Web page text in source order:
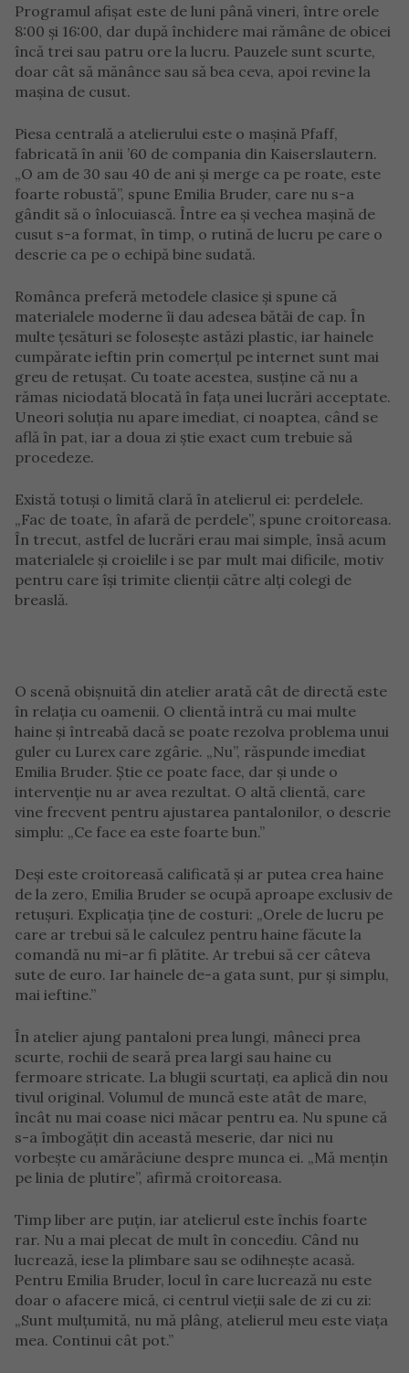
Programul afișat este de luni până vineri, între orele
8:00 și 16:00, dar după închidere mai rămâne de obicei
încă trei sau patru ore la lucru. Pauzele sunt scurte,
doar cât să mănânce sau să bea ceva, apoi revine la
mașina de cusut.
Piesa centrală a atelierului este o mașină Pfaff,
fabricată în anii ’60 de compania din Kaiserslautern.
„O am de 30 sau 40 de ani și merge ca pe roate, este
foarte robustă”, spune Emilia Bruder, care nu s-a
gândit să o înlocuiască. Între ea și vechea mașină de
cusut s-a format, în timp, o rutină de lucru pe care o
descrie ca pe o echipă bine sudată.
Românca preferă metodele clasice și spune că
materialele moderne îi dau adesea bătăi de cap. În
multe țesături se folosește astăzi plastic, iar hainele
cumpărate ieftin prin comerțul pe internet sunt mai
greu de retușat. Cu toate acestea, susține că nu a
rămas niciodată blocată în fața unei lucrări acceptate.
Uneori soluția nu apare imediat, ci noaptea, când se
află în pat, iar a doua zi știe exact cum trebuie să
procedeze.
Există totuși o limită clară în atelierul ei: perdelele.
„Fac de toate, în afară de perdele”, spune croitoreasa.
În trecut, astfel de lucrări erau mai simple, însă acum
materialele și croielile i se par mult mai dificile, motiv
pentru care își trimite clienții către alți colegi de
breaslă.
O scenă obișnuită din atelier arată cât de directă este
în relația cu oamenii. O clientă intră cu mai multe
haine și întreabă dacă se poate rezolva problema unui
guler cu Lurex care zgârie. „Nu”, răspunde imediat
Emilia Bruder. Știe ce poate face, dar și unde o
intervenție nu ar avea rezultat. O altă clientă, care
vine frecvent pentru ajustarea pantalonilor, o descrie
simplu: „Ce face ea este foarte bun.”
Deși este croitoreasă calificată și ar putea crea haine
de la zero, Emilia Bruder se ocupă aproape exclusiv de
retușuri. Explicația ține de costuri: „Orele de lucru pe
care ar trebui să le calculez pentru haine făcute la
comandă nu mi-ar fi plătite. Ar trebui să cer câteva
sute de euro. Iar hainele de-a gata sunt, pur și simplu,
mai ieftine.”
În atelier ajung pantaloni prea lungi, mâneci prea
scurte, rochii de seară prea largi sau haine cu
fermoare stricate. La blugii scurtați, ea aplică din nou
tivul original. Volumul de muncă este atât de mare,
încât nu mai coase nici măcar pentru ea. Nu spune că
s-a îmbogățit din această meserie, dar nici nu
vorbește cu amărăciune despre munca ei. „Mă mențin
pe linia de plutire”, afirmă croitoreasa.
Timp liber are puțin, iar atelierul este închis foarte
rar. Nu a mai plecat de mult în concediu. Când nu
lucrează, iese la plimbare sau se odihnește acasă.
Pentru Emilia Bruder, locul în care lucrează nu este
doar o afacere mică, ci centrul vieții sale de zi cu zi:
„Sunt mulțumită, nu mă plâng, atelierul meu este viața
mea. Continui cât pot.”